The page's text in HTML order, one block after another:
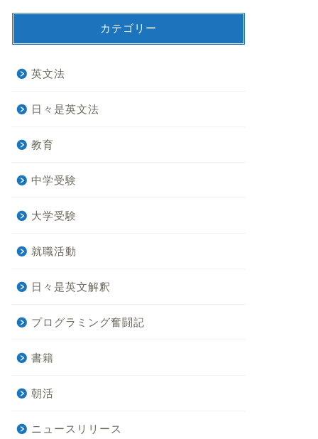
カテゴリー
英文法
日々是英文法
教育
中学受験
大学受験
就職活動
日々是英文解釈
プログラミング奮闘記
書籍
朝活
ニュースリリース